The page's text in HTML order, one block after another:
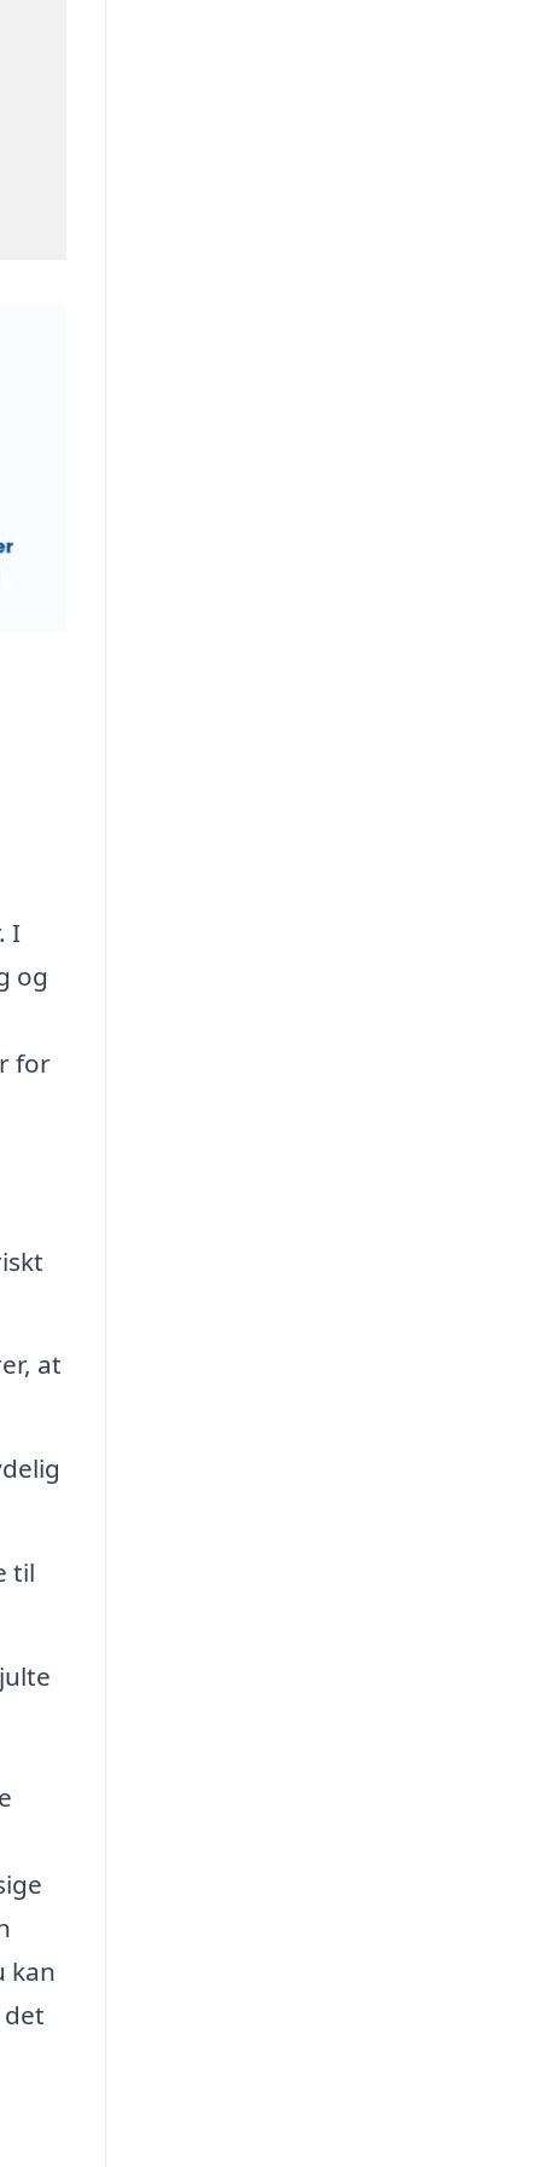
I
og
for
at
til
kan